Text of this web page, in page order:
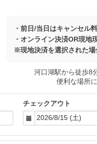
・前日/当日はキャンセル
・オンライン決済OR現地
※現地決済を選択された場
河口湖駅から徒歩8
便利な場所
チェックアウト